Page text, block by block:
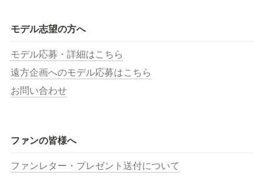
モデル志望の方へ
モデル応募・詳細はこちら
遠方企画へのモデル応募はこちら
お問い合わせ
ファンの皆様へ
ファンレター・プレゼント送付について